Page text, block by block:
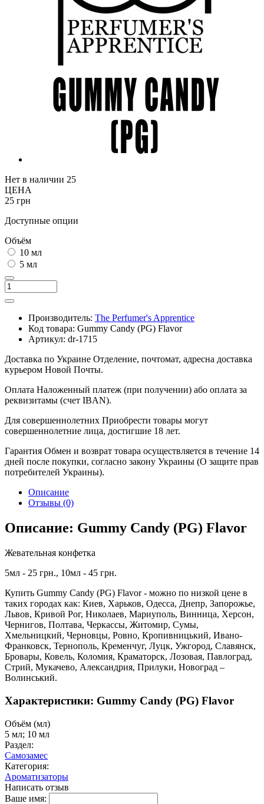
Нет в наличии 25
ЦЕНА
25 грн
Доступные опции
Объём
10 мл
5 мл
Производитель: The Perfumer's Apprentice
Код товара: Gummy Candy (PG) Flavor
Артикул: dr-1715
Доставка по Украине Отделение, почтомат, адресна доставка
курьером Новой Почты.
Оплата Наложенный платеж (при получении) або оплата за
реквизитамы (счет IBAN).
Для совершеннолетних Приобрести товары могут
совершеннолетние лица, достигшие 18 лет.
Гарантия Обмен и возврат товара осуществляется в течение 14
дней после покупки, согласно закону Украины (О защите прав
потребителей Украины).
Описание
Отзывы (0)
Описание: Gummy Candy (PG) Flavor
Жевательная конфетка
5мл - 25 грн., 10мл - 45 грн.
Купить Gummy Candy (PG) Flavor - можно по низкой цене в
таких городах как: Киев, Харьков, Одесса, Днепр, Запорожье,
Львов, Кривой Рог, Николаев, Мариуполь, Винница, Херсон,
Чернигов, Полтава, Черкассы, Житомир, Сумы,
Хмельницкий, Черновцы, Ровно, Кропивницький, Ивано-
Франковск, Тернополь, Кременчуг, Луцк, Ужгород, Славянск,
Бровары, Ковель, Коломия, Краматорск, Лозовая, Павлоград,
Стрий, Мукачево, Александрия, Прилуки, Новоград –
Волинський.
Характеристики: Gummy Candy (PG) Flavor
Объём (мл)
5 мл; 10 мл
Раздел:
Самозамес
Категория:
Ароматизаторы
Написать отзыв
Ваше имя: